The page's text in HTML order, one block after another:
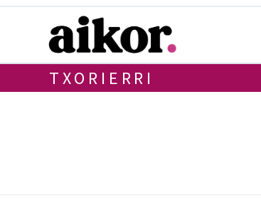
TXORIERRI